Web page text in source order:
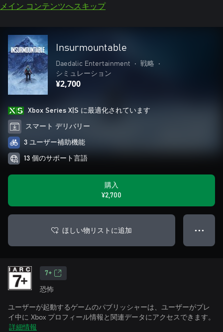
メイン コンテンツへスキップ
Insurmountable
Daedalic Entertainment • 戦略
•
シミュレーション
¥2,700
Xbox Series X|S に最適化されています
スマート デリバリー
3 ユーザー補助機能
13 個のサポート言語
購入
¥2,700
ほしい物リストに追加 ● ● ●
7+
恐怖
ユーザーが起動するゲームのパブリッシャーは、ユーザーがプレ
イ中に Xbox プロフィール情報と関連データにアクセスできます。
詳細情報